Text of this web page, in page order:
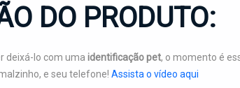
DO PRODUTO:
deixá-lo com uma identificação pet, o momento é
e seu telefone! Assista o vídeo aqui